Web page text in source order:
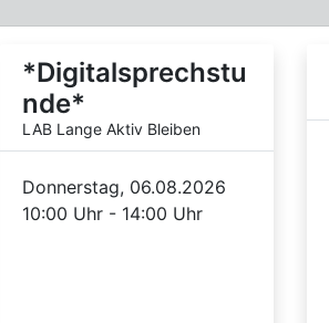
*Digitalsprechstu
nde*
LAB Lange Aktiv Bleiben
Donnerstag, 06.08.2026
10:00 Uhr - 14:00 Uhr